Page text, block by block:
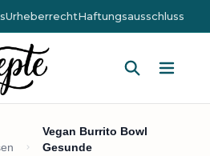
UrheberrechtHaftungsausschluss
Vegan Burrito Bowl
Gesunde